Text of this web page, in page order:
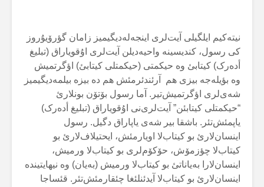
نیتەکیم ایلگیلی آیت‌لری اینجەلەدیگیمیز زامان گؤرۆیۇروز
کی رسول، کندیسینە واحیەدیلن آیت‌لری اۇقویاراق (تبلیغ
أدەرک) کیتابئ وە حیکمتی (حیکمتلی کیتابئ) اؤگرتمیش
وە بؤیلەجە بیزی هم آرئندئرمئش هم دە بیزە بیلمەدیگیمیز
شەی‌لری اؤگرتمیش‌تیر. آما رسول بۆتۆن بونلارئ
“حیکمتلی کیتابئن” آیت‌لری‌نی اۇقویاراق (تبلیغ أدەرک)
یاپمئش‌تئر. باشقا بیر شەی یاپاراق دگیل. رسول
اینسان‌لارئ بو کیتاب‌لا اویارمئش، ایحتیلاف‌لارئ بو
کیتاب‌لا چؤزمۆش، حۆکۆم‌لری بو کیتاب‌لا ورمیش،
اینسان‌لارا بەیاناتئ بو کیتاب‌لا ورمیش (بەیان) وە نیهایتیندە
اینسان‌لارئ بو کیتاب‌لا آیدئنلئغا چئقارمئش‌تئر. قئساجا